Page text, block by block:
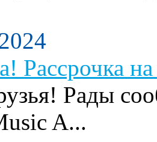
Рассрочка на
Рады
A...